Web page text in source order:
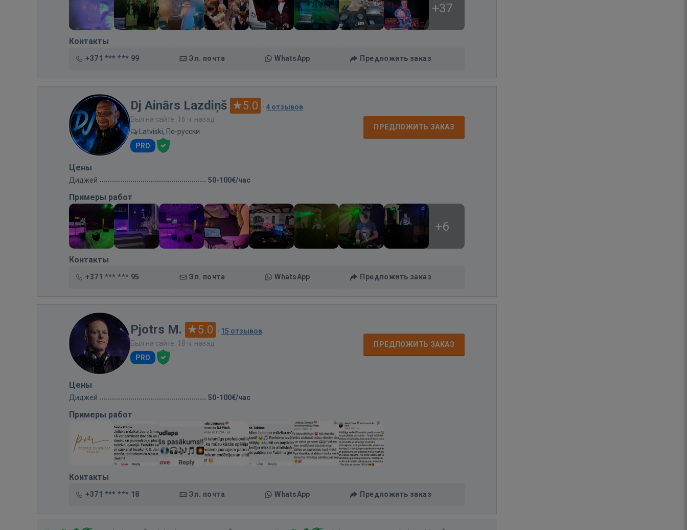
+37
Контакты
+371 *** *** 99 Эл. почта WhatsApp Предложить заказ
Dj Ainārs Lazdiņš 5.0 · 4 отзывов
Был на сайте: 16 ч. назад
Latviski, По-русски
PRO
ПРЕДЛОЖИТЬ ЗАКАЗ
Цены
Диджей 50-100€/час
Примеры работ
+6
Контакты
+371 *** *** 95 Эл. почта WhatsApp Предложить заказ
Pjotrs M. 5.0 · 15 отзывов
Был на сайте: 18 ч. назад
PRO
ПРЕДЛОЖИТЬ ЗАКАЗ
Цены
Диджей 50-100€/час
Примеры работ
Контакты
+371 *** *** 18 Эл. почта WhatsApp Предложить заказ